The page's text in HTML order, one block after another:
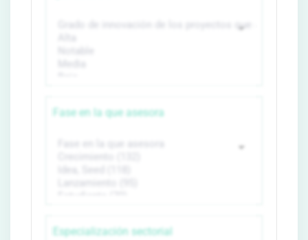
Fase en la que asesora
Especialización sectorial